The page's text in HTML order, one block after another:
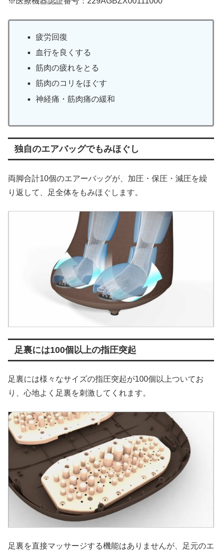
疲労回復
血行を良くする
筋肉の疲れをとる
筋肉のコリをほぐす
神経痛・筋肉痛の緩和
独自のエアバッグでもみほぐし
両脚合計10個のエアーバッグが、加圧・保圧・減圧を繰
り返して、足全体をもみほぐします。
足裏には100個以上の指圧突起
足裏には様々なサイズの指圧突起が100個以上ついてお
り、心地よく足裏を刺激してくれます。
足裏を直接マッサージする機能はありませんが、足元のエ